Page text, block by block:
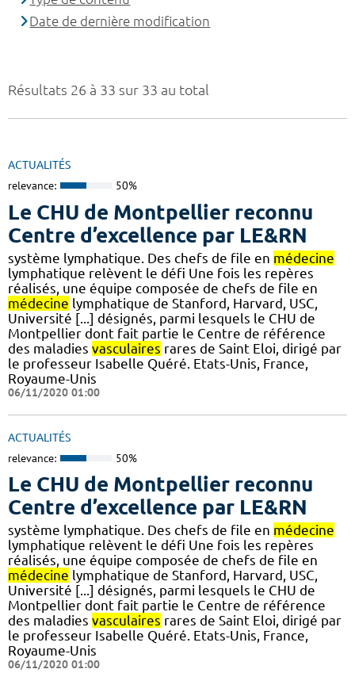
Résultats 26 à 33 sur 33 au total
ACTUALITÉS
relevance: 50%
Le CHU de Montpellier reconnu
Centre d’excellence par LE&RN
système lymphatique. Des chefs de file en médecine
lymphatique relèvent le défi Une fois les repères
réalisés, une équipe composée de chefs de file en
médecine lymphatique de Stanford, Harvard, USC,
Université [...] désignés, parmi lesquels le CHU de
Montpellier dont fait partie le Centre de référence
des maladies vasculaires rares de Saint Eloi, dirigé par
le professeur Isabelle Quéré. Etats-Unis, France,
Royaume-Unis
06/11/2020 01:00
ACTUALITÉS
relevance: 50%
Le CHU de Montpellier reconnu
Centre d’excellence par LE&RN
système lymphatique. Des chefs de file en médecine
lymphatique relèvent le défi Une fois les repères
réalisés, une équipe composée de chefs de file en
médecine lymphatique de Stanford, Harvard, USC,
Université [...] désignés, parmi lesquels le CHU de
Montpellier dont fait partie le Centre de référence
des maladies vasculaires rares de Saint Eloi, dirigé par
le professeur Isabelle Quéré. Etats-Unis, France,
Royaume-Unis
06/11/2020 01:00
Date de dernière modification